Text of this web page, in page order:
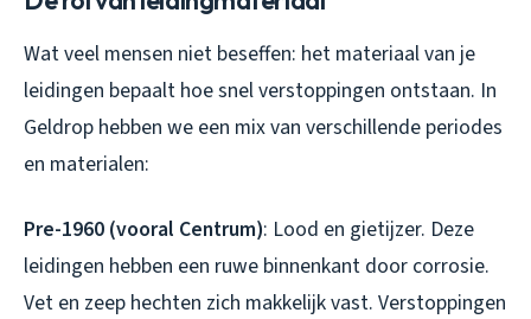
Wat veel mensen niet beseffen: het materiaal van je
leidingen bepaalt hoe snel verstoppingen ontstaan. In
Geldrop hebben we een mix van verschillende periodes
en materialen:
Pre-1960 (vooral Centrum): Lood en gietijzer. Deze
leidingen hebben een ruwe binnenkant door corrosie.
Vet en zeep hechten zich makkelijk vast. Verstoppingen